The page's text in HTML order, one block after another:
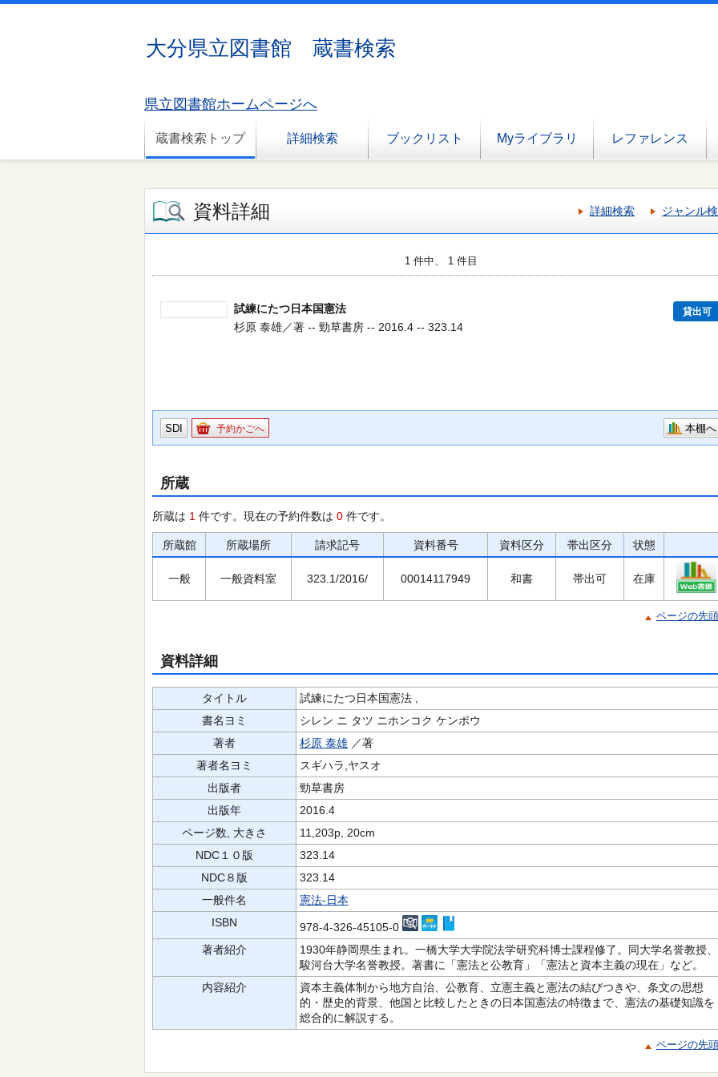
大分県立図書館 蔵書検索
県立図書館ホームページへ
蔵書検索トップ 詳細検索 ブックリスト Myライブラリ レファレンス
資料詳細 詳細検索 ジャンル
1 件中、 1 件目
試練にたつ日本国憲法 貸出可
杉原 泰雄／著 -- 勁草書房 -- 2016.4 -- 323.14
SDI 予約かごへ 本棚へ
所蔵
所蔵は 1 件です。現在の予約件数は 0 件です。
所蔵館 所蔵場所 請求記号 資料番号 資料区分 帯出区分 状態
一般 一般資料室 323.1/2016/ 00014117949 和書 帯出可 在庫
ページの先
資料詳細
タイトル
試練にたつ日本国憲法 ,
書名ヨミ
シレン ニ タツ ニホンコク ケンポウ
著者
杉原 泰雄 ／著
著者名ヨミ
スギハラ,ヤスオ
出版者
勁草書房
出版年
2016.4
ページ数, 大きさ
11,203p, 20cm
NDC１０版
323.14
NDC８版
323.14
一般件名
憲法-日本
ISBN
978-4-326-45105-0
著者紹介
1930年静岡県生まれ。一橋大学大学院法学研究科博士課程修了。同大学名誉教授、
駿河台大学名誉教授。著書に「憲法と公教育」「憲法と資本主義の現在」など。
内容紹介
資本主義体制から地方自治、公教育、立憲主義と憲法の結びつきや、条文の思想
的・歴史的背景、他国と比較したときの日本国憲法の特徴まで、憲法の基礎知識を
総合的に解説する。
ページの先